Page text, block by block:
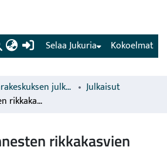
(current) Kokoelmat
Selaa Jukuria
Luonnonvarakeskuksen julkaisut
Julkaisut
Avomaavihannesten rikkakasvien torjunta
rikkakasvien